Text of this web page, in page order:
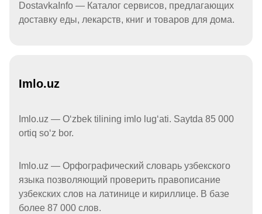
DostavkaInfo — Каталог сервисов, предлагающих
доставку еды, лекарств, книг и товаров для дома.
Imlo.uz
Imlo.uz — Oʻzbek tilining imlo lugʻati. Saytda 85 000
ortiq soʻz bor.
Imlo.uz — Орфографический словарь узбекского
языка позволяющий проверить правописание
узбекских слов на латинице и кириллице. В базе
более 87 000 слов.